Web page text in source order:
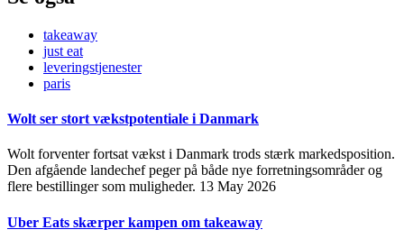
takeaway
just eat
leveringstjenester
paris
Wolt ser stort vækstpotentiale i Danmark
Wolt forventer fortsat vækst i Danmark trods stærk markedsposition.
Den afgående landechef peger på både nye forretningsområder og
flere bestillinger som muligheder. 13 May 2026
Uber Eats skærper kampen om takeaway